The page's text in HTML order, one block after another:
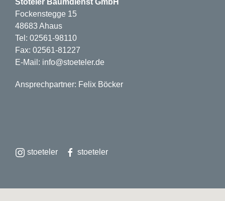
Fockenstegge 15
48683 Ahaus
Tel: 02561-98110
Fax: 02561-81227
E-Mail: info@stoeteler.de
Ansprechpartner: Felix Böcker
stoeteler stoeteler